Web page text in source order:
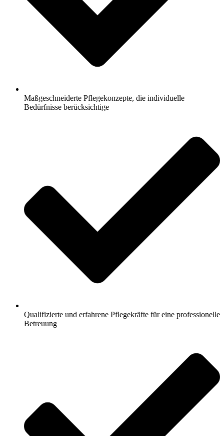
Maßgeschneiderte Pflegekonzepte, die individuelle
Bedürfnisse berücksichtige
Qualifizierte und erfahrene Pflegekräfte für eine professionelle
Betreuung